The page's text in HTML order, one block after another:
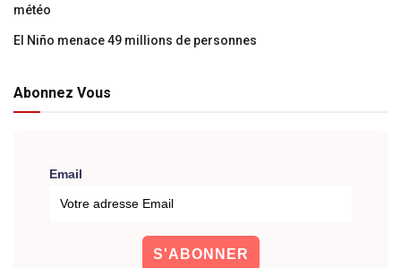
météo
El Niño menace 49 millions de personnes
Abonnez Vous
Email